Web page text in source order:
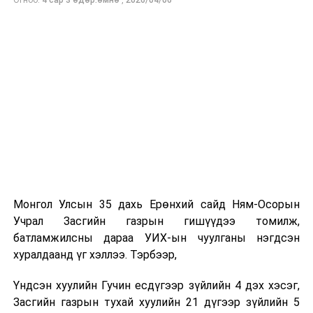
бэлтгэл сургалт дээр тулгуурладаг онцлогтой.
Тиймээс мэргэжлийн ур чадвар, эх оронч сэтгэлтэй
алба хаагчидтайгаа хамтран ажиллаж, иргэдийнхээ
итгэлийг хүлээж ажиллах нь хамгийн чухал гэж
боддог.
Бидний зорилго зөвхөн үүргээ гүйцэтгэхэд бус,
Монгол Улсын 35 дахь Ерөнхий сайд Ням-Осорын
Учрал Засгийн газрын гишүүдээ томилж,
батламжилсны дараа УИХ-ын чуулганы нэгдсэн
хуралдаанд үг хэллээ. Тэрбээр,
Үндсэн хуулийн Гучин есдүгээр зүйлийн 4 дэх хэсэг,
Засгийн газрын тухай хуулийн 21 дүгээр зүйлийн 5